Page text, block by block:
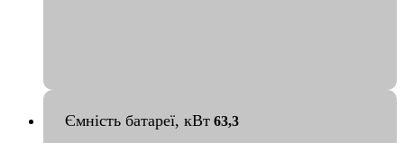
Ємність батареї, кВт 63,3